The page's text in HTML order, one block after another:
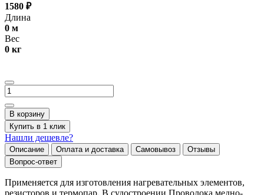
1580 ₽
Длина
0 м
Вес
0 кг
В корзину
Купить в 1 клик
Нашли дешевле?
Описание Оплата и доставка Самовывоз
Отзывы
Вопрос-ответ
Применяется для изготовления нагревательных элементов,
резисторов и термопар. В судостроении Проволока медно-